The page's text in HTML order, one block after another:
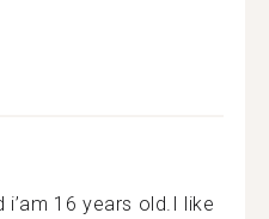
i’am 16 years old.I like